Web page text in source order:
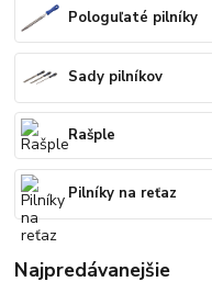
Pologuľaté pilníky
Sady pilníkov
Rašple
Pilníky na reťaz
Najpredávanejšie